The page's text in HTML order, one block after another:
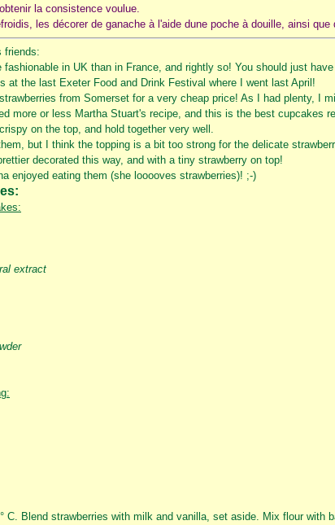
la consistence voulue.
les décorer de ganache à l'aide dune poche à douille, ainsi que
friends:
fashionable in UK than in France, and rightly so! You should just
at the last Exeter Food and Drink Festival where I went last April!
from Somerset for a very cheap price! As I had plenty, I
more or less Martha Stuart's recipe, and this is the best cupcakes
on the top, and hold together very well.
but I think the topping is a bit too strong for the delicate
decorated this way, and with a tiny strawberry on top!
enjoyed eating them (she looooves strawberries)! ;-)
extract
C. Blend strawberries with milk and vanilla, set aside. Mix flour with